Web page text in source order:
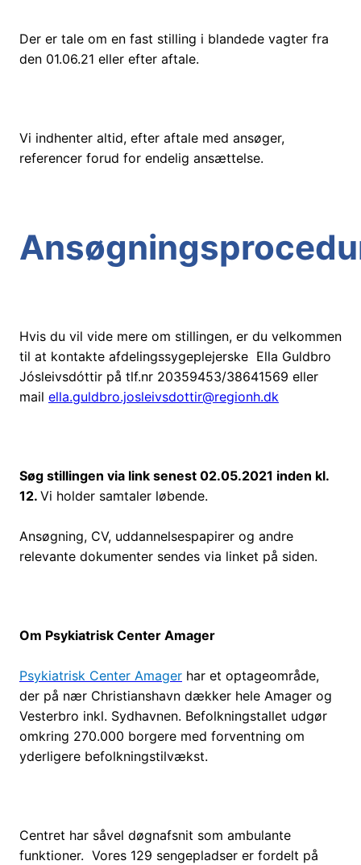
Der er tale om en fast stilling i blandede vagter fra
den 01.06.21 eller efter aftale.
Vi indhenter altid, efter aftale med ansøger,
referencer forud for endelig ansættelse.
Hvis du vil vide mere om stillingen, er du velkommen
til at kontakte afdelingssygeplejerske Ella Guldbro
Jósleivsdóttir på tlf.nr 20359453/38641569 eller
mail ella.guldbro.josleivsdottir@regionh.dk
Søg stillingen via link senest 02.05.2021 inden kl.
12. Vi holder samtaler løbende.
Ansøgning, CV, uddannelsespapirer og andre
relevante dokumenter sendes via linket på siden.
Om Psykiatrisk Center Amager
Psykiatrisk Center Amager har et optageområde,
der på nær Christianshavn dækker hele Amager og
Vesterbro inkl. Sydhavnen. Befolkningstallet udgør
omkring 270.000 borgere med forventning om
yderligere befolkningstilvækst.
Centret har såvel døgnafsnit som ambulante
funktioner. Vores 129 sengepladser er fordelt på